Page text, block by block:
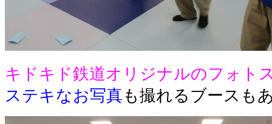
キドキド鉄道オリジナルのフォト
ステキなお写真 も撮れるブースも